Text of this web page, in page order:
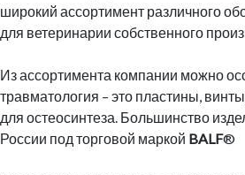
широкий ассортимент различного
для ветеринарии собственного
Из ассортимента компании можно
травматология – это пластины,
для остеосинтеза. Большинство
России под торговой маркой BALF®